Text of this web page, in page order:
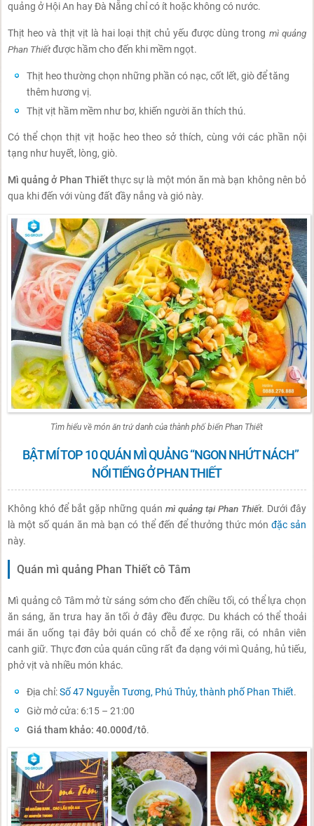
quảng ở Hội An hay Đà Nẵng chỉ có ít hoặc không có nước.
Thịt heo và thịt vịt là hai loại thịt chủ yếu được dùng trong mì quảng
Phan Thiếtđược hầm cho đến khi mềm ngọt.
Thịt heo thường chọn những phần có nạc, cốt lết, giò để tăng
thêm hương vị.
Thịt vịt hầm mềm như bơ, khiến người ăn thích thú.
Có thể chọn thịt vịt hoặc heo theo sở thích, cùng với các phần nội
tạng như huyết, lòng, giò.
Mì quảng ở Phan Thiếtthực sự là một món ăn mà bạn không nên bỏ
qua khi đến với vùng đất đầy nắng và gió này.
Tìm hiểu về món ăn trứ danh của thành phố biển Phan Thiết
BẬT MÍ TOP 10 QUÁN MÌ QUẢNG “NGON NHỨT NÁCH”
NỔI TIẾNG Ở PHAN THIẾT
Không khó để bắt gặp những quán mì quảng tại Phan Thiết. Dưới đây
là một số quán ăn mà bạn có thể đến để thưởng thức món đặc sản
này.
Quán mì quảng Phan Thiết cô Tâm
Mì quảng cô Tâm mở từ sáng sớm cho đến chiều tối, có thể lựa chọn
ăn sáng, ăn trưa hay ăn tối ở đây đều được. Du khách có thể thoải
mái ăn uống tại đây bởi quán có chỗ để xe rộng rãi, có nhân viên
canh giữ. Thực đơn của quán cũng rất đa dạng với mì Quảng, hủ tiếu,
phở vịt và nhiều món khác.
Địa chỉ:Số 47 Nguyễn Tương, Phú Thủy, thành phố Phan Thiết.
Giờ mở cửa: 6:15 – 21:00
Giá tham khảo: 40.000đ/tô.